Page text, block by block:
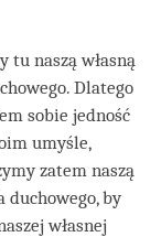
tu naszą własną
Dlatego
sobie jedność
umyśle,
zatem naszą
by
własnej